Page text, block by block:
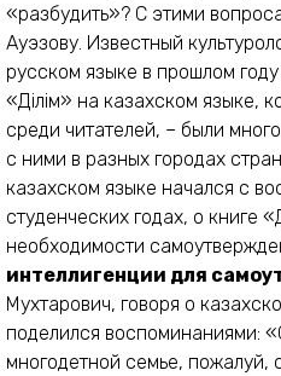
«разбудить»? С этими
Ауэзову. Известный
русском языке в прошлом
«Ділім» на казахском языке,
среди читателей, – были
с ними в разных городах
казахском языке начался с
студенческих годах, о книге
необходимости
интеллигенции для
Мухтарович, говоря о
поделился воспоминаниями:
многодетной семье, пожалуй,